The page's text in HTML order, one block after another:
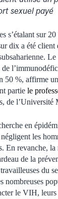
sexuel payé
s’étalant sur
dix a été client
50 %, affirme
partie le
de l’Université
en
les
En revanche,
de la
du
nombreuses
le VIH,